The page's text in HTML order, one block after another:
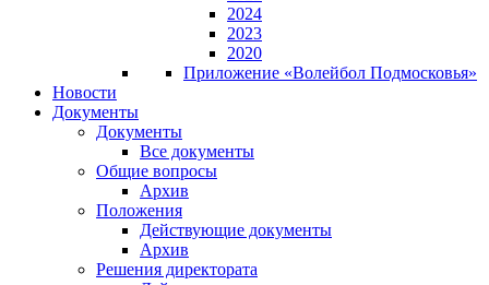
2024
2023
2020
Приложение «Волейбол Подмосковья»
Новости
Документы
Документы
Все документы
Общие вопросы
Архив
Положения
Действующие документы
Архив
Решения директората